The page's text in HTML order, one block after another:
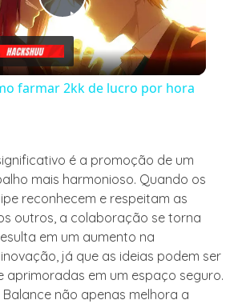
Play
Video
farmar 2kk de lucro por hora
é a promoção de um
mais harmonioso. Quando os
reconhecem e respeitam as
outros, a colaboração se torna
em um aumento na
já que as ideias podem ser
aprimoradas em um espaço seguro.
Balance não apenas melhora a